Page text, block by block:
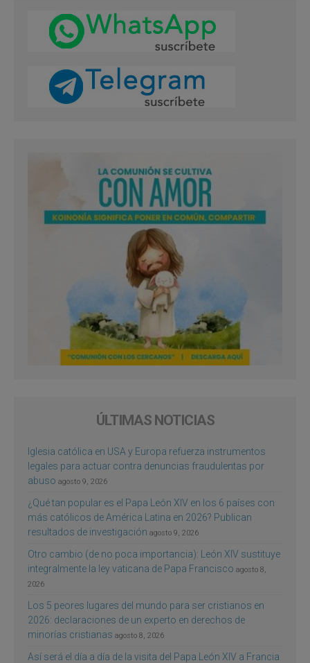
ÚLTIMAS NOTICIAS
Iglesia católica en USA y Europa refuerza instrumentos
legales para actuar contra denuncias fraudulentas por
abuso agosto 9, 2026
¿Qué tan popular es el Papa León XIV en los 6 países con
más católicos de América Latina en 2026? Publican
resultados de investigación agosto 9, 2026
Otro cambio (de no poca importancia): León XIV sustituye
integralmente la ley vaticana de Papa Francisco agosto 8,
2026
Los 5 peores lugares del mundo para ser cristianos en
2026: declaraciones de un experto en derechos de
minorías cristianas agosto 8, 2026
Así será el día a día de la visita del Papa León XIV a Francia